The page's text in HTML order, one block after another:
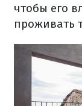
чтобы его
проживать